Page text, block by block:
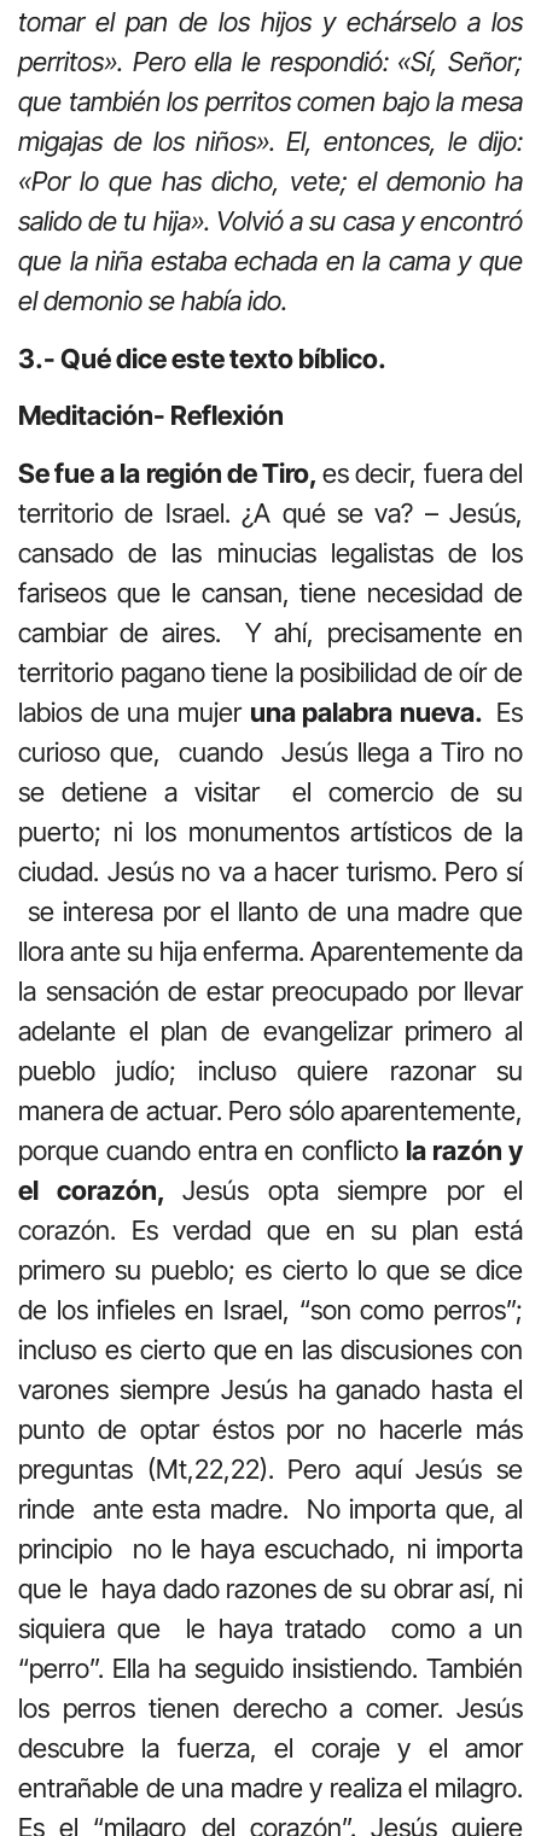
tomar el pan de los hijos y echárselo a los
perritos». Pero ella le respondió: «Sí, Señor;
que también los perritos comen bajo la mesa
migajas de los niños». El, entonces, le dijo:
«Por lo que has dicho, vete; el demonio ha
salido de tu hija». Volvió a su casa y encontró
que la niña estaba echada en la cama y que
el demonio se había ido.
3.- Qué dice este texto bíblico.
Meditación- Reflexión
Se fue a la región de Tiro, es decir, fuera del
territorio de Israel. ¿A qué se va? – Jesús,
cansado de las minucias legalistas de los
fariseos que le cansan, tiene necesidad de
cambiar de aires. Y ahí, precisamente en
territorio pagano tiene la posibilidad de oír de
labios de una mujer una palabra nueva. Es
curioso que, cuando Jesús llega a Tiro no
se detiene a visitar el comercio de su
puerto; ni los monumentos artísticos de la
ciudad. Jesús no va a hacer turismo. Pero sí
se interesa por el llanto de una madre que
llora ante su hija enferma. Aparentemente da
la sensación de estar preocupado por llevar
adelante el plan de evangelizar primero al
pueblo judío; incluso quiere razonar su
manera de actuar. Pero sólo aparentemente,
porque cuando entra en conflicto la razón y
el corazón, Jesús opta siempre por el
corazón. Es verdad que en su plan está
primero su pueblo; es cierto lo que se dice
de los infieles en Israel, “son como perros”;
incluso es cierto que en las discusiones con
varones siempre Jesús ha ganado hasta el
punto de optar éstos por no hacerle más
preguntas (Mt,22,22). Pero aquí Jesús se
rinde ante esta madre. No importa que, al
principio no le haya escuchado, ni importa
que le haya dado razones de su obrar así, ni
siquiera que le haya tratado como a un
“perro”. Ella ha seguido insistiendo. También
los perros tienen derecho a comer. Jesús
descubre la fuerza, el coraje y el amor
entrañable de una madre y realiza el milagro.
Es el “milagro del corazón”. Jesús quiere